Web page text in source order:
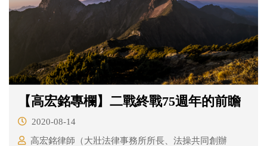
【高宏銘專欄】二戰終戰75週年的前瞻
2020-08-14
高宏銘律師（大壯法律事務所所長、法操共同創辦